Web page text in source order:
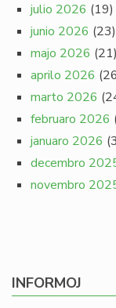
julio 2026 (19)
junio 2026 (23)
majo 2026 (21)
aprilo 2026
marto 2026
februaro 2026
januaro 2026
decembro
novembro
INFORMOJ